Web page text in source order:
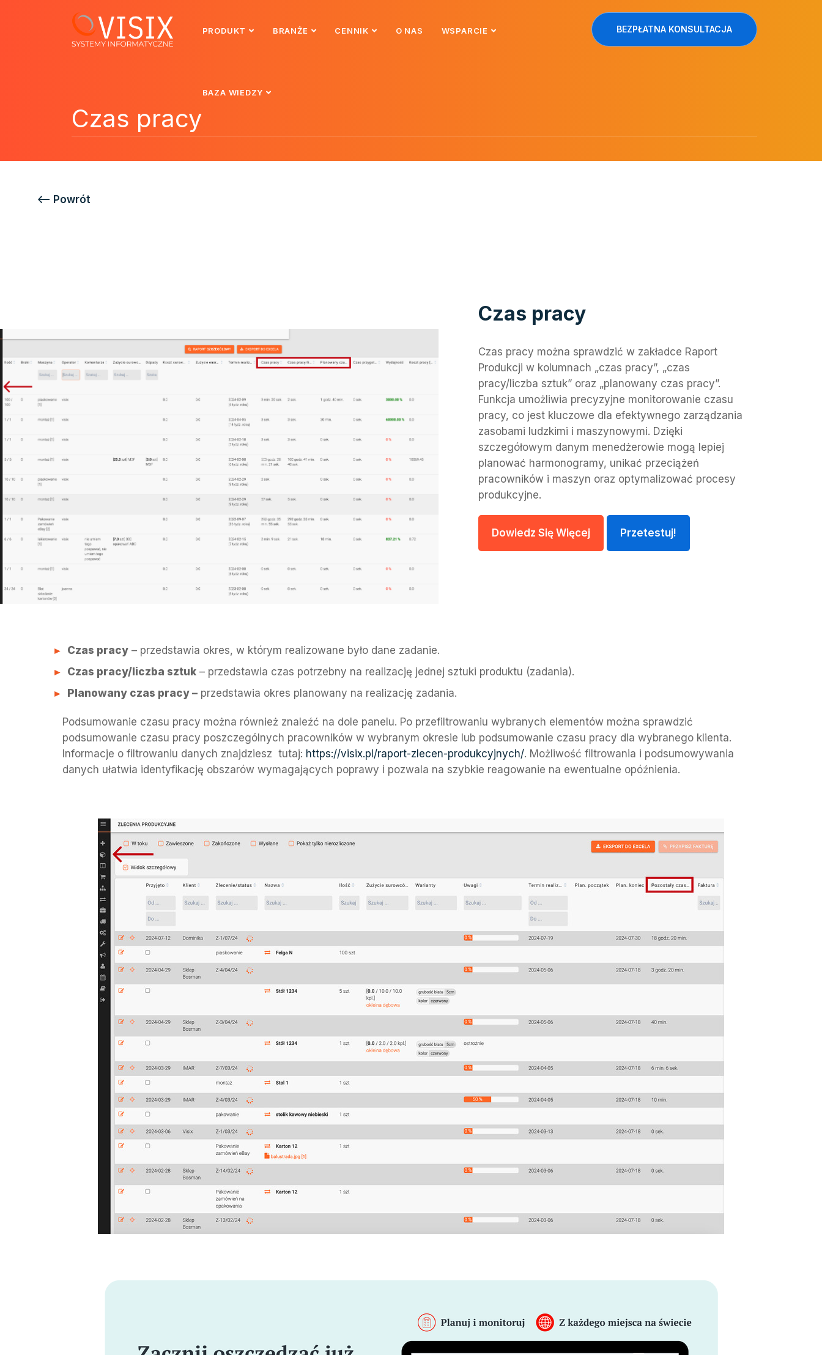
BEZPŁATNA KONSULTACJA
PRODUKT BRANŻE CENNIK O NAS WSPARCIE
BAZA WIEDZY
Czas pracy
<—– Powrót
Czas pracy
Czas pracy można sprawdzić w zakładce Raport
Produkcji w kolumnach „czas pracy”, „czas
pracy/liczba sztuk” oraz „planowany czas pracy”.
Funkcja umożliwia precyzyjne monitorowanie czasu
pracy, co jest kluczowe dla efektywnego zarządzania
zasobami ludzkimi i maszynowymi. Dzięki
szczegółowym danym menedżerowie mogą lepiej
planować harmonogramy, unikać przeciążeń
pracowników i maszyn oraz optymalizować procesy
produkcyjne.
Dowiedz Się Więcej Przetestuj!
Czas pracy – przedstawia okres, w którym realizowane było dane zadanie.
Czas pracy/liczba sztuk – przedstawia czas potrzebny na realizację jednej sztuki produktu (zadania).
Planowany czas pracy – przedstawia okres planowany na realizację zadania.
Podsumowanie czasu pracy można również znaleźć na dole panelu. Po przefiltrowaniu wybranych elementów można sprawdzić
podsumowanie czasu pracy poszczególnych pracowników w wybranym okresie lub podsumowanie czasu pracy dla wybranego klienta.
Informacje o filtrowaniu danych znajdziesz tutaj: https://visix.pl/raport-zlecen-produkcyjnych/. Możliwość filtrowania i podsumowywania
danych ułatwia identyfikację obszarów wymagających poprawy i pozwala na szybkie reagowanie na ewentualne opóźnienia.